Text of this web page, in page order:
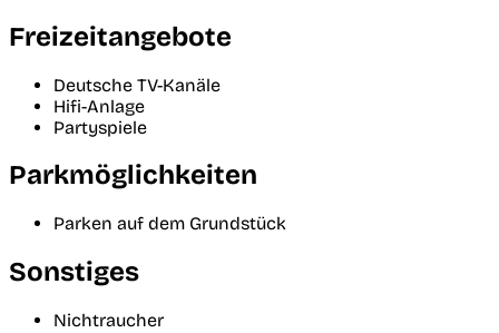
Freizeitangebote
Deutsche TV-Kanäle
Hifi-Anlage
Partyspiele
Parkmöglichkeiten
Parken auf dem Grundstück
Sonstiges
Nichtraucher